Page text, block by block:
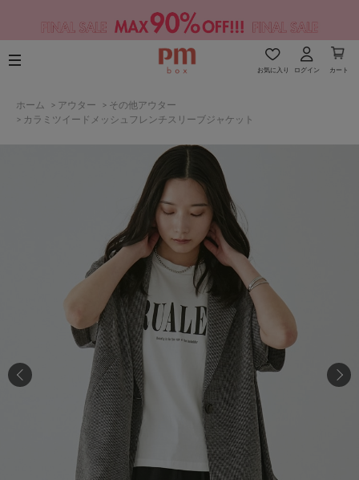
お気に入り ログイン カート
ホーム > アウター > その他アウター
> カラミツイードメッシュフレンチスリーブジャケット